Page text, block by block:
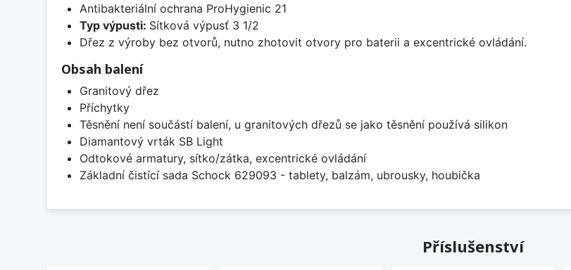
Antibakteriální ochrana ProHygienic 21
Typ výpusti: Sítková výpusť 3 1/2
Dřez z výroby bez otvorů, nutno zhotovit otvory pro baterii a excentrické ovládání.
Obsah balení
Granitový dřez
Příchytky
Těsnění není součástí balení, u granitových dřezů se jako těsnění používá silikon
Diamantový vrták SB Light
Odtokové armatury, sítko/zátka, excentrické ovládání
Základní čistící sada Schock 629093 - tablety, balzám, ubrousky, houbička
Příslušenství